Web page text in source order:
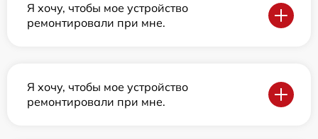
Я хочу, чтобы мое устройство
ремонтировали при мне.
Я хочу, чтобы мое устройство
ремонтировали при мне.